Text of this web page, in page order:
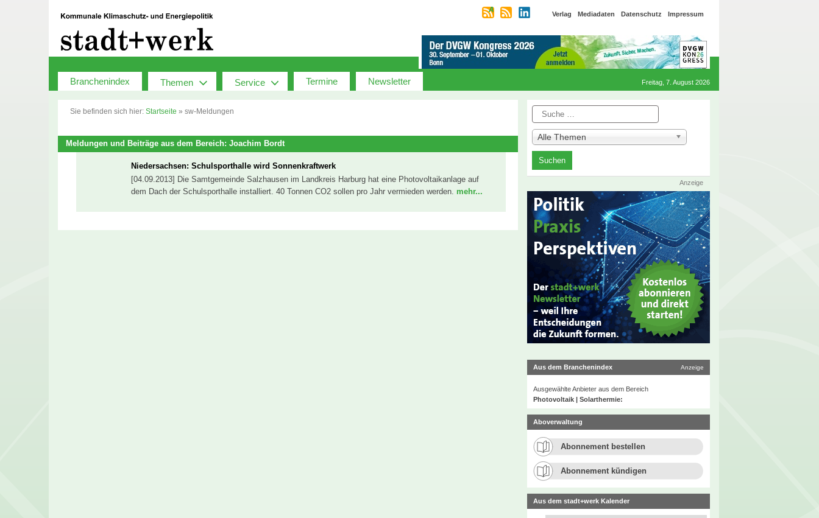
Verlag Mediadaten Datenschutz Impressum
Branchenindex Themen Service Termine Newsletter Freitag, 7. August 2026
Sie befinden sich hier: Startseite » sw-Meldungen
Meldungen und Beiträge aus dem Bereich: Joachim Bordt
Niedersachsen: Schulsporthalle wird Sonnenkraftwerk
[04.09.2013] Die Samtgemeinde Salzhausen im Landkreis Harburg hat eine Photovoltaikanlage auf
dem Dach der Schulsporthalle installiert. 40 Tonnen CO2 sollen pro Jahr vermieden werden. mehr...
Suche
Alle Themen
Anzeige
Aus dem Branchenindex Anzeige
Ausgewählte Anbieter aus dem Bereich
Photovoltaik | Solarthermie:
Aboverwaltung
Abonnement bestellen
Abonnement kündigen
Aus dem stadt+werk Kalender